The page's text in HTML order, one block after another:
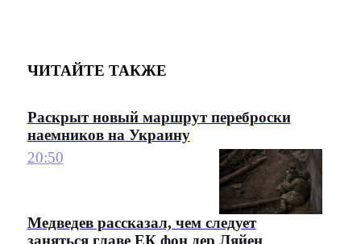
ЧИТАЙТЕ ТАКЖЕ
Раскрыт новый маршрут переброски
наемников на Украину
20:50
Медведев рассказал, чем следует
заняться главе ЕК фон дер Ляйен